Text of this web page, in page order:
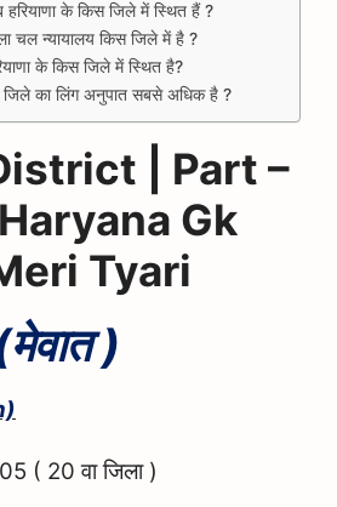
हरियाणा के किस जिले में स्थित हैं ?
चल न्यायालय किस जिले में है ?
के किस जिले में स्थित है?
जिले का लिंग अनुपात सबसे अधिक है ?
| Part –
Gk
Tyari
मेवात )
( 20वा जिला )